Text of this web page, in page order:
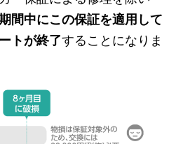
間中にこの保証を適用して
トが終了することになりま